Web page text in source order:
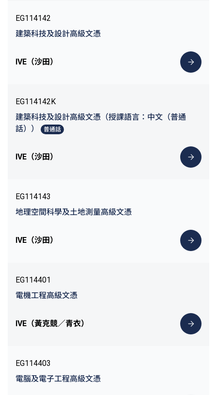
EG114142
建築科技及設計高級文憑
IVE（沙田）
EG114142K
建築科技及設計高級文憑（授課語言：中文（普通
話））
普通話
IVE（沙田）
EG114143
地理空間科學及土地測量高級文憑
IVE（沙田）
EG114401
電機工程高級文憑
IVE（黃克競／青衣）
EG114403
電腦及電子工程高級文憑